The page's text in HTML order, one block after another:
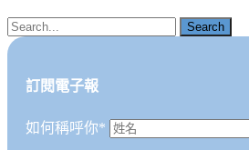
Search
訂閱電子報
如何稱呼你*